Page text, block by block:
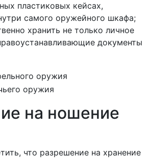
пластиковых кейсах,
самого оружейного шкафа;
хранить не только личное
документы
на ношение
что разрешение на хранение